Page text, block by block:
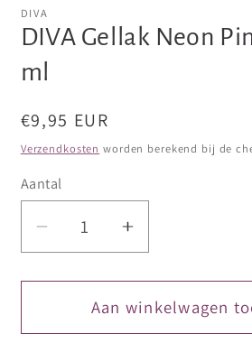
openen
in
modaal
DIVA
DIVA Gellak Neon
ml
Normale
prijs
€9,95 EUR
Verzendkosten worden berekend bij de
Aantal
Aantal
verlagen
voor
Gellak
Aantal
verhogen
voor
DIVA
Gellak
Aan winkelwagen